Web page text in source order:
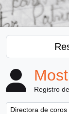
Registro
Remove filter:
Directora de